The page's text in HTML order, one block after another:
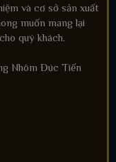
và cơ sở sản xuất
muốn mang lại
quý khách.
Nhôm Đúc Tiến